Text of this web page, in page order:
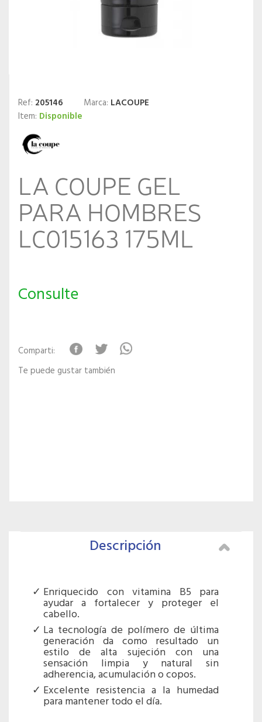
Ref: 205146 Marca: LACOUPE
Item: Disponible
LA COUPE GEL
PARA HOMBRES
LC015163 175ML
Consulte
Comparti:
Te puede gustar también
Descripción
Enriquecido con vitamina B5 para
ayudar a fortalecer y proteger el
cabello.
La tecnología de polímero de última
generación da como resultado un
estilo de alta sujeción con una
sensación limpia y natural sin
adherencia, acumulación o copos.
Excelente resistencia a la humedad
para mantener todo el día.